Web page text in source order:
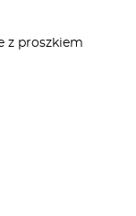
z proszkiem